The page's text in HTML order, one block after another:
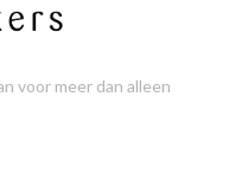
voor meer dan alleen